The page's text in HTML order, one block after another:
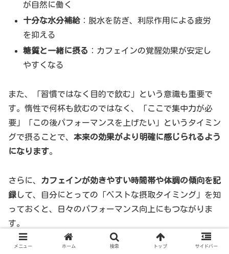
が自然に働く
十分な水分補給 ：脱水を防ぎ、利尿作用による疲労
を抑える
糖質と一緒に摂る ：カフェインの覚醒効果が安定し
やすくなる
また、「習慣ではなく目的で飲む」という意識も重要で
す。惰性で何杯も飲むのではなく、「ここで集中力が必
要」「この後パフォーマンスを上げたい」というタイミン
グで摂ることで、 本来の効果がより明確に感じられるよう
になります。
さらに、
カフェインが効きやすい時間帯や体調の傾向を記
録して、自分にとっての「ベストな摂取タイミング」を知
っておくと、日々のパフォーマンス向上にもつながりま
す。
メニュー ホーム 検索 トップ サイドバー